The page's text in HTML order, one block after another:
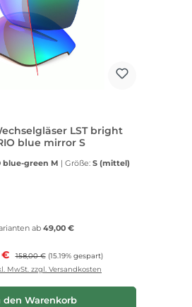
LST bright
blue mirror S
blue-green M | Größe: S (mittel)
ab 49,00 €
€ Regulärer Preis:
158,00 € (15.19% gespart)
MwSt. zzgl. Versandkosten
den Warenkorb